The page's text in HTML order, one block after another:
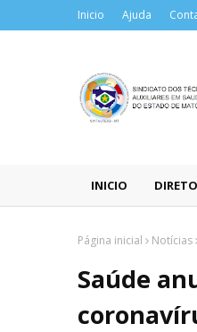
Inicio Ajuda
INICIO
Página inicial Notícias
Saúde